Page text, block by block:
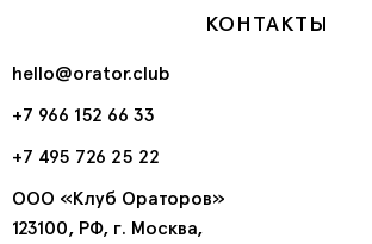
КОНТАКТЫ
hello@orator.club
+7 966 152 66 33
+7 495 726 25 22
ООО «Клуб Ораторов»
123100, РФ, г. Москва,